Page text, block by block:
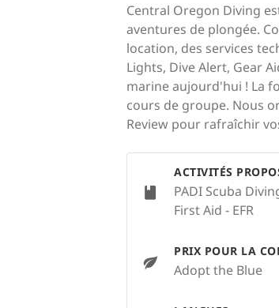
Central Oregon Diving
aventures de plongée.
location, des services
Lights, Dive Alert, Gear
marine aujourd'hui ! La
cours de groupe. Nous
Review pour rafraîchir
ACTIVITÉS
PADI Scuba
First Aid - EFR
PRIX POUR LA
Adopt the Blue